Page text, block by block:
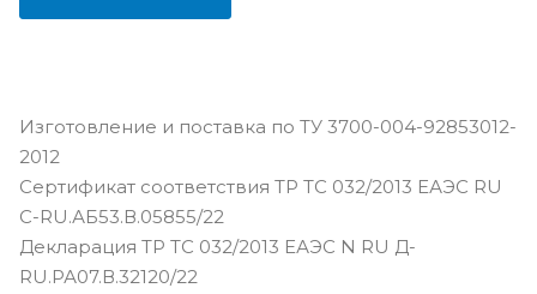
Изготовление и поставка по ТУ 3700-004-92853012-
2012
Сертификат соответствия ТР ТС 032/2013 ЕАЭС RU
С-RU.АБ53.В.05855/22
Декларация ТР ТС 032/2013 ЕАЭС N RU Д-
RU.РА07.В.32120/22